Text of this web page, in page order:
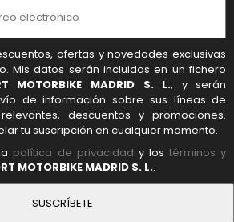
ofertas y novedades exclusivas
Mis datos serán incluidos en un fichero
MOTORBIKE MADRID S. L., y serán
de información sobre sus líneas de
descuentos y promociones.
tu suscripción en cualquier momento.
política de privacidad y lostérminos y
MOTORBIKE MADRID S. L..